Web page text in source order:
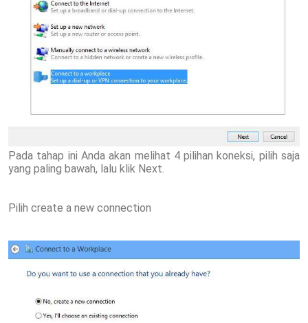
Pada tahap ini Anda akan melihat 4 pilihan koneksi, pilih saja
yang paling bawah, lalu klik Next.
Pilih create a new connection